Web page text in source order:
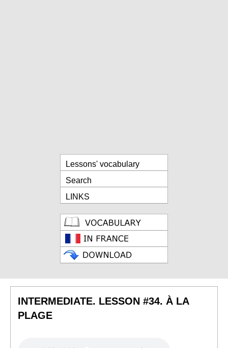
Lessons' vocabulary
Search
LINKS
INTERMEDIATE. LESSON #34. À LA
PLAGE